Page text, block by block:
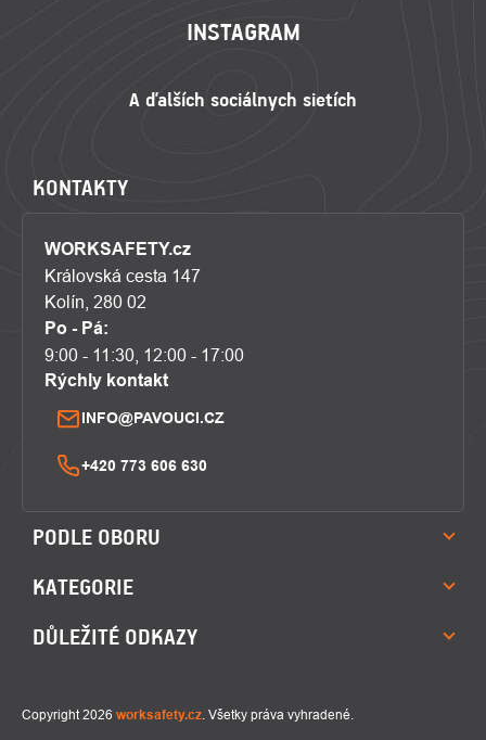
INSTAGRAM
KONTAKTY
WORKSAFETY.cz
Královská cesta 147
Kolín, 280 02
Po - Pá:
9:00 - 11:30, 12:00 - 17:00
Rýchly kontakt
INFO@PAVOUCI.CZ
+420 773 606 630
PODLE OBORU
KATEGORIE
DŮLEŽITÉ ODKAZY
Copyright 2026 worksafety.cz. Všetky práva vyhradené.